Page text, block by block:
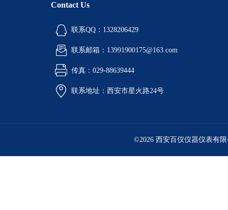
Contact Us
联系QQ：1328206429
联系邮箱：13991900175@163.com
传真：029-88639444
联系地址：西安市星火路24号
©2026 西安百仪仪器仪表有